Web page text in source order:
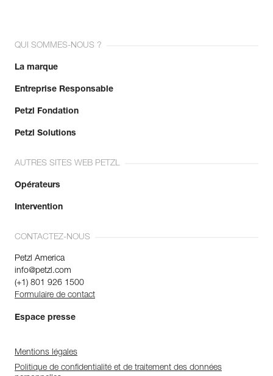
QUI SOMMES-NOUS ?
La marque
Entreprise Responsable
Petzl Fondation
Petzl Solutions
AUTRES SITES WEB PETZL
Opérateurs
Intervention
CONTACTEZ-NOUS
Petzl America
info@petzl.com
(+1) 801 926 1500
Formulaire de contact
Espace presse
Mentions légales
Politique de confidentialité et de traitement des données